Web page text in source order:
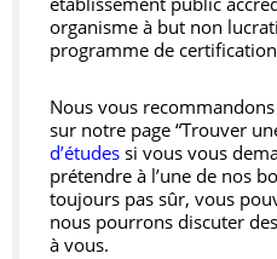
organisme à but non
programme de
Nous vous
sur notre page “Trouver
d’études si vous vous
prétendre à l’une de nos
toujours pas sûr, vous
nous pourrons discuter
à vous.